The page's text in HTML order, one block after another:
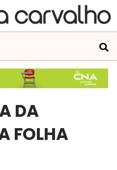
DA
FOLHA